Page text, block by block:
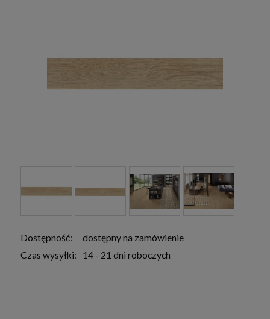
Dostępność:
dostępny na zamówienie
Czas wysyłki:
14 - 21 dni roboczych